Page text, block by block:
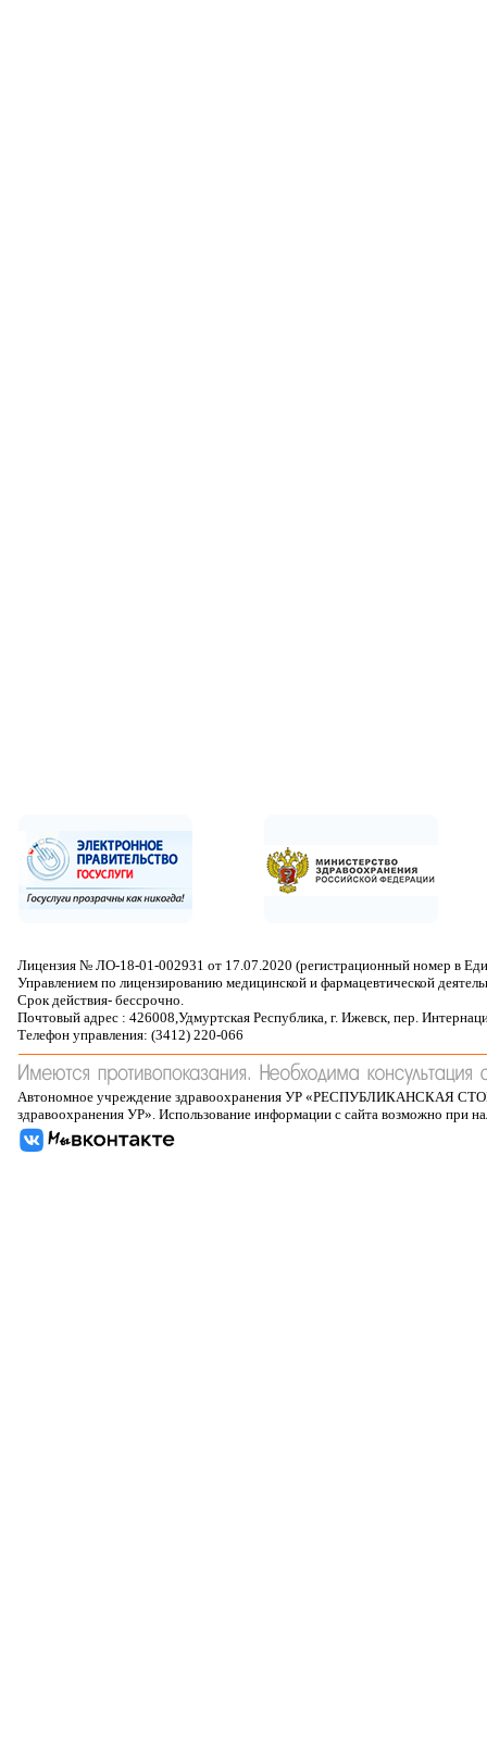
Лицензия № ЛО-18-01-002931 от 17.07.2020 (регистрационный номер в
Управлением по лицензированию медицинской и фармацевтической
Срок действия- бессрочно.
Почтовый адрес : 426008,Удмуртская Республика, г. Ижевск, пер.
Телефон управления: (3412) 220-066
Автономное учреждение здравоохранения УР
здравоохранения УР». Использование информации с сайта возможно при